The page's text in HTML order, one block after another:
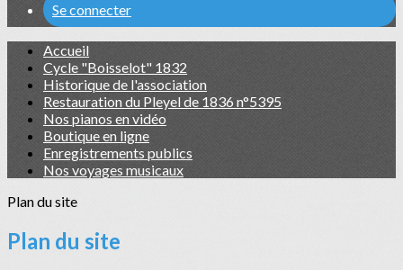
Se connecter
Accueil
Cycle "Boisselot" 1832
Historique de l'association
Restauration du Pleyel de 1836 n°5395
Nos pianos en vidéo
Boutique en ligne
Enregistrements publics
Nos voyages musicaux
Plan du site
Plan du site